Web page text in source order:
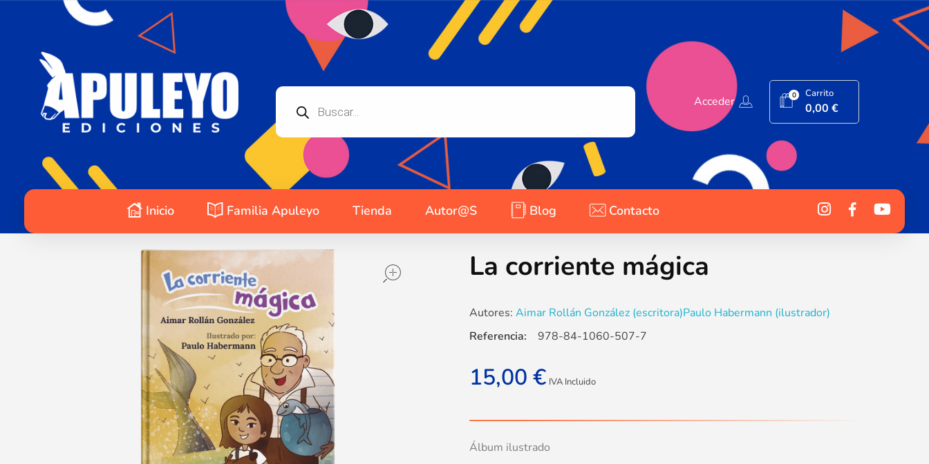
Acceder 0 Carrito
0,00€
Inicio Familia Apuleyo Tienda Autor@s Blog Contacto
La corriente mágica
Autores: Aimar Rollán González (escritora)Paulo Habermann (ilustrador)
15,00 € IVA Incluido
Álbum ilustrado
Referencia: 978-84-1060-507-7